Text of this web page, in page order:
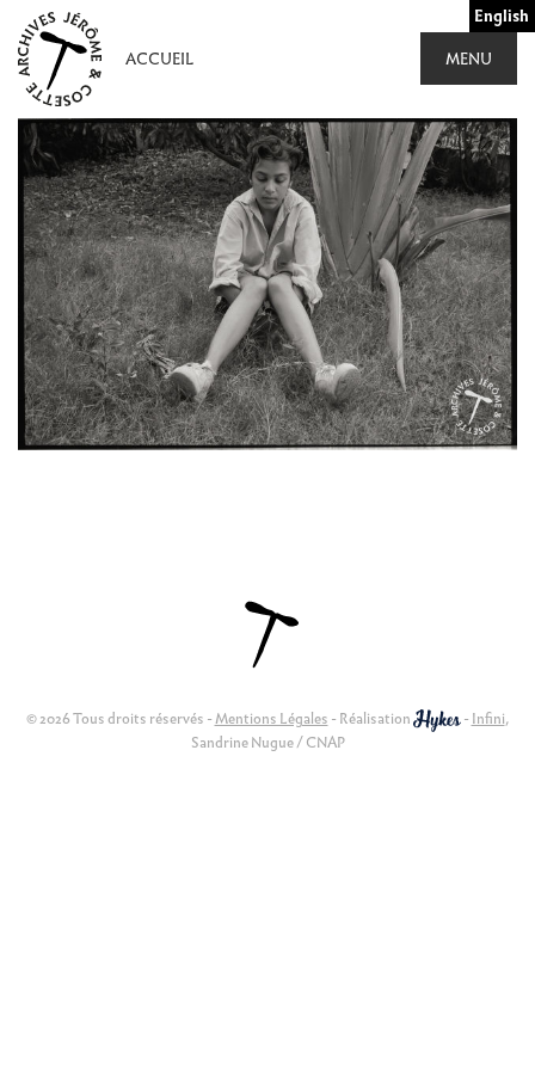
Aller
au
contenu
English
ACCUEIL
MENU
© 2026 Tous droits réservés -Mentions Légales - Réalisation - Infini,
Sandrine Nugue / CNAP